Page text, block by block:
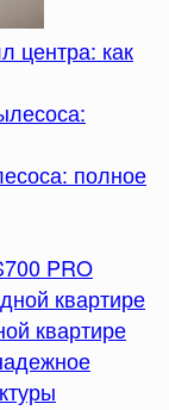
центра: как
полное
PRO
квартире